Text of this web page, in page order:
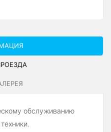
обслуживанию